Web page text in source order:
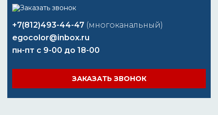
+7(812)493-44-47 (многоканальный)
egocolor@inbox.ru
пн-пт с 9-00 до 18-00
ЗАКАЗАТЬ ЗВОНОК